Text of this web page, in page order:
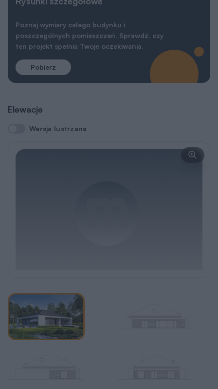
Poznaj wymiary całego budynku i
poszczególnych pomieszczeń. Sprawdź, czy
ten projekt spełnia Twoje oczekiwania.
Pobierz
Elewacje
Wersja lustrzana
Wersja lustrzana